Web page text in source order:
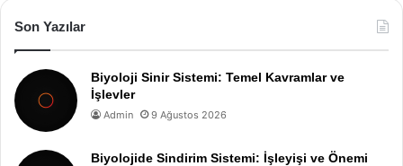
Son Yazılar
Biyoloji Sinir Sistemi: Temel Kavramlar ve
İşlevler
Admin 9 Ağustos 2026
Biyolojide Sindirim Sistemi: İşleyişi ve Önemi